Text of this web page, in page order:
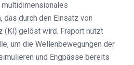
das durch den Einsatz von
(KI) gelöst wird. Fraport nutzt
um die Wellenbewegungen der
und Engpässe bereits